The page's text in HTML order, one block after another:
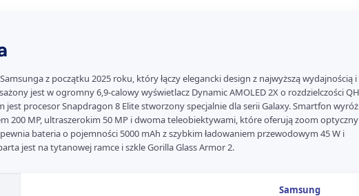
z początku 2025 roku, który łączy elegancki design z najwyższą wydajnością i
jest w ogromny 6,9-calowy wyświetlacz Dynamic AMOLED 2X o rozdzielczości
jest procesor Snapdragon 8 Elite stworzony specjalnie dla serii Galaxy. Smartfon
200 MP, ultraszerokim 50 MP i dwoma teleobiektywami, które oferują zoom optyczny
bateria o pojemności 5000 mAh z szybkim ładowaniem przewodowym 45 W i
jest na tytanowej ramce i szkle Gorilla Glass Armor 2.
Samsung